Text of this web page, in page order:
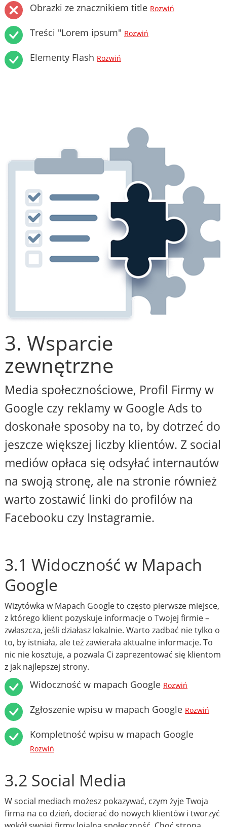
Obrazki ze znacznikiem title Rozwiń
Treści "Lorem ipsum" Rozwiń
Elementy Flash Rozwiń
3. Wsparcie
zewnętrzne
Media społecznościowe, Profil Firmy w
Google czy reklamy w Google Ads to
doskonałe sposoby na to, by dotrzeć do
jeszcze większej liczby klientów. Z social
mediów opłaca się odsyłać internautów
na swoją stronę, ale na stronie również
warto zostawić linki do profilów na
Facebooku czy Instagramie.
3.1 Widoczność w Mapach
Google
Wizytówka w Mapach Google to często pierwsze miejsce,
z którego klient pozyskuje informacje o Twojej firmie –
zwłaszcza, jeśli działasz lokalnie. Warto zadbać nie tylko o
to, by istniała, ale też zawierała aktualne informacje. To
nic nie kosztuje, a pozwala Ci zaprezentować się klientom
z jak najlepszej strony.
Widoczność w mapach Google Rozwiń
Zgłoszenie wpisu w mapach Google Rozwiń
Kompletność wpisu w mapach Google
Rozwiń
3.2 Social Media
W social mediach możesz pokazywać, czym żyje Twoja
firma na co dzień, docierać do nowych klientów i tworzyć